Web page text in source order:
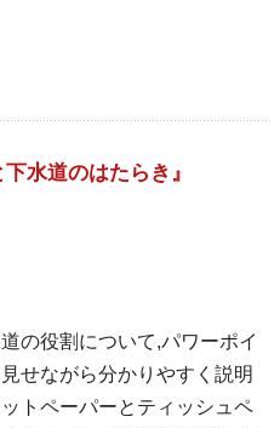
水道のはたらき』
の役割について,パワーポイ
せながら分かりやすく説明
トペーパーとティッシュペ